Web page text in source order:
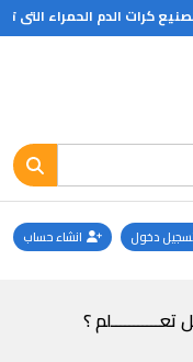
الدم الحمراء التى
دخول انشاء حساب
تعـــــــــــلم ؟